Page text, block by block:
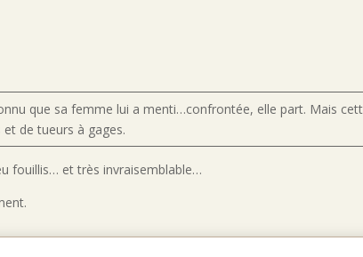
que sa femme lui a menti…confrontée, elle part. Mais
et de tueurs à gages.
fouillis… et très invraisemblable…